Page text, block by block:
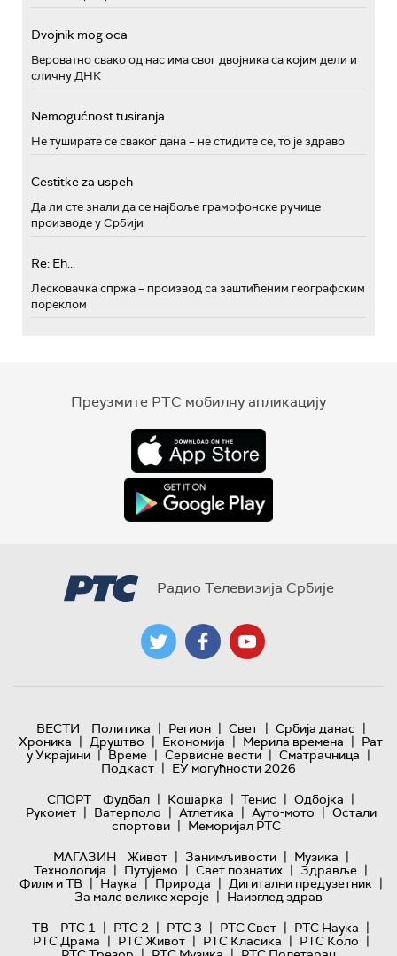
Dvojnik mog oca
Вероватно свако од нас има свог двојника са којим дели и
сличну ДНК
Nemogućnost tusiranja
Не туширате се сваког дана – не стидите се, то је здраво
Cestitke za uspeh
Да ли сте знали да се најбоље грамофонске ручице
производе у Србији
Re: Eh...
Лесковачка спржа – производ са заштићеним географским
пореклом
Преузмите РТС мобилну апликацију
Радио Телевизија Србије
ВЕСТИ Политика | Регион | Свет | Србија данас |
Хроника | Друштво | Економија | Мерила времена | Рат
у Украјини | Време | Сервисне вести | Сматрачница |
Подкаст | ЕУ могућности 2026
СПОРТ
Фудбал | Кошарка | Тенис | Одбојка |
Рукомет | Ватерполо | Атлетика | Ауто-мото | Остали
спортови | Меморијал РТС
МАГАЗИН
Живот | Занимљивости | Музика |
Технологијa | Путујемо | Свет познатих | Здравље |
Филм и ТВ | Наука | Природа | Дигитални предузетник |
За мале велике хероје | Наизглед здрав
ТВ
РТС 1 | РТС 2 | РТС 3 | РТС Свет | РТС Наука |
РТС Драма | РТС Живот | РТС Класика | РТС Коло |